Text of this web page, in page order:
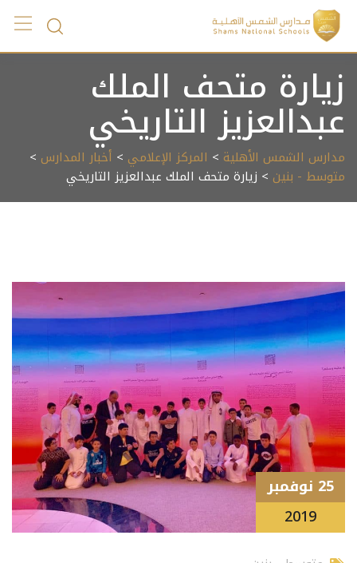
Skip
content
زيارة متحف الملك
عبدالعزيز التاريخي
مدارس الشمس الأهلية > المركز الإعلامي > أخبار المدارس >
متوسط - بنين > زيارة متحف الملك عبدالعزيز التاريخي
25 نوفمبر
2019